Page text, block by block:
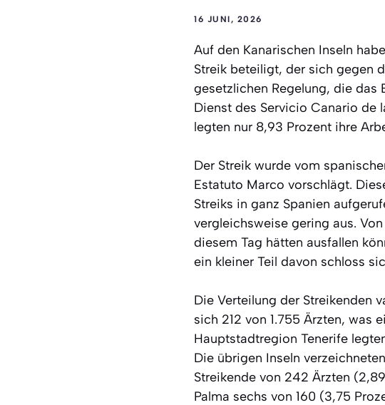
16 JUNI, 2026
Auf den Kanarischen Inseln
Streik beteiligt, der sich gegen
gesetzlichen Regelung, die
Dienst des Servicio Canario de
legten nur 8,93 Prozent ihre
Der Streik wurde vom
Estatuto Marco vorschlägt.
Streiks in ganz Spanien
vergleichsweise gering aus.
diesem Tag hätten ausfallen
ein kleiner Teil davon schloss
Die Verteilung der Streikenden
sich 212 von 1.755 Ärzten, was
Hauptstadtregion Tenerife
Die übrigen Inseln
Streikende von 242 Ärzten
Palma sechs von 160 (3,75